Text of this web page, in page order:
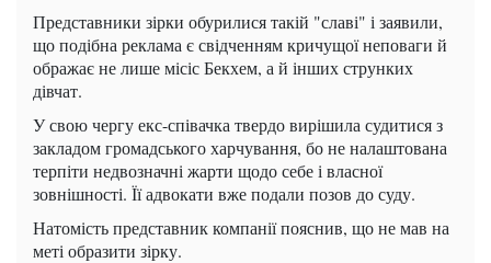
Представники зірки обурилися такій "славі" і заявили,
що подібна реклама є свідченням кричущої неповаги й
ображає не лише місіс Бекхем, а й інших струнких
дівчат.
У свою чергу екс-співачка твердо вирішила судитися з
закладом громадського харчування, бо не налаштована
терпіти недвозначні жарти щодо себе і власної
зовнішності. Її адвокати вже подали позов до суду.
Натомість представник компанії пояснив, що не мав на
меті образити зірку.